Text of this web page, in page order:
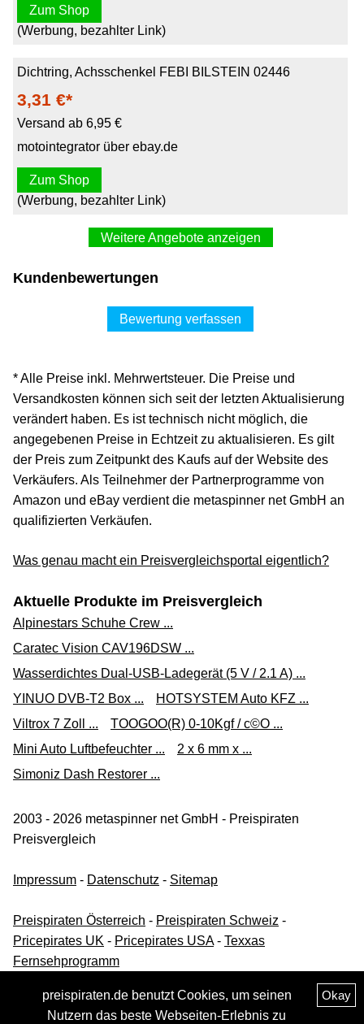
Zum Shop
(Werbung, bezahlter Link)
Dichtring, Achsschenkel FEBI BILSTEIN 02446
3,31 €*
Versand ab 6,95 €
motointegrator über ebay.de
Zum Shop
(Werbung, bezahlter Link)
Weitere Angebote anzeigen
Versand ab 0,00 €
Zum Shop
(Werbung, bezahlter Link)
Febi Bilstein Tesnici krouzek, cep napravy 02446
4,59 €*
Versand ab 7,10 €
kaufland.de
(Werbung, bezahlter Link)
FEBI BILSTEIN Dichtring, Achsschenkel 02446
Vorderachse rechts 70mm für MAN Mercedes
5,63 €*
Versand ab 6,90 €
kfzteile24.de
Zum Shop
(Werbung, bezahlter Link)
Kundenbewertungen
Bewertung verfassen
* Alle Preise inkl. Mehrwertsteuer. Die Preise und
Versandkosten können sich seit der letzten Aktualisierung
verändert haben. Es ist technisch nicht möglich, die
angegebenen Preise in Echtzeit zu aktualisieren. Es gilt
der Preis zum Zeitpunkt des Kaufs auf der Website des
Verkäufers. Als Teilnehmer der Partnerprogramme von
Amazon und eBay verdient die metaspinner net GmbH an
qualifizierten Verkäufen.
Was genau macht ein Preisvergleichsportal eigentlich?
Aktuelle Produkte im Preisvergleich
Alpinestars Schuhe Crew ...
Caratec Vision CAV196DSW ...
Wasserdichtes Dual-USB-Ladegerät (5 V / 2.1 A) ...
YINUO DVB-T2 Box ...
HOTSYSTEM Auto KFZ ...
Viltrox 7 Zoll ...
TOOGOO(R) 0-10Kgf / c©O ...
Mini Auto Luftbefeuchter ...
2 x 6 mm x ...
Simoniz Dash Restorer ...
2003 - 2026 metaspinner net GmbH - Preispiraten
Preisvergleich
Impressum - Datenschutz - Sitemap
Preispiraten Österreich - Preispiraten Schweiz -
Pricepirates UK - Pricepirates USA- Texxas
Fernsehprogramm
Okay
preispiraten.de benutzt Cookies, um seinen
Nutzern das beste Webseiten-Erlebnis zu